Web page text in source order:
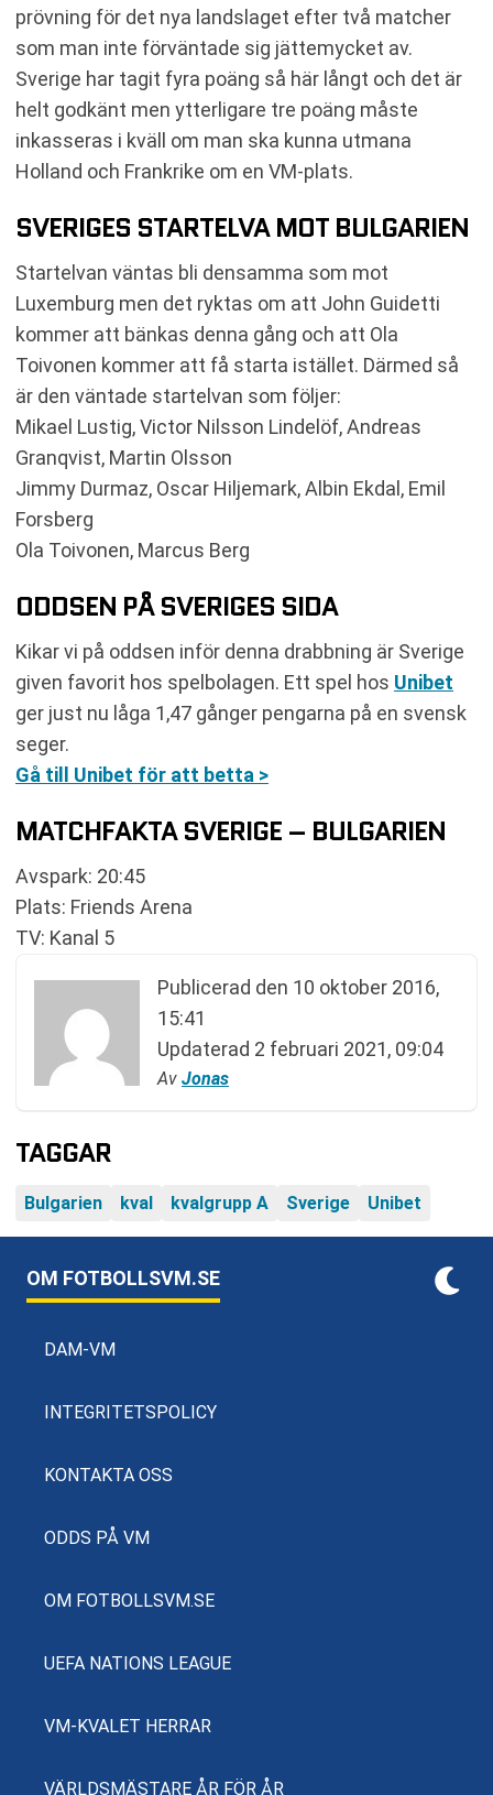
prövning för det nya landslaget efter två matcher
som man inte förväntade sig jättemycket av.
Sverige har tagit fyra poäng så här långt och det är
helt godkänt men ytterligare tre poäng måste
inkasseras i kväll om man ska kunna utmana
Holland och Frankrike om en VM-plats.
SVERIGES STARTELVA MOT BULGARIEN
Startelvan väntas bli densamma som mot
Luxemburg men det ryktas om att John Guidetti
kommer att bänkas denna gång och att Ola
Toivonen kommer att få starta istället. Därmed så
är den väntade startelvan som följer:
Mikael Lustig, Victor Nilsson Lindelöf, Andreas
Granqvist, Martin Olsson
Jimmy Durmaz, Oscar Hiljemark, Albin Ekdal, Emil
Forsberg
Ola Toivonen, Marcus Berg
ODDSEN PÅ SVERIGES SIDA
Kikar vi på oddsen inför denna drabbning är Sverige
given favorit hos spelbolagen. Ett spel hos Unibet
ger just nu låga 1,47 gånger pengarna på en svensk
seger.
Gå till Unibet för att betta >
MATCHFAKTA SVERIGE – BULGARIEN
Avspark: 20:45
Plats: Friends Arena
TV: Kanal 5
Publicerad den 10 oktober 2016,
15:41
Updaterad 2 februari 2021, 09:04
Av Jonas
TAGGAR
Bulgarien kval kvalgrupp A Sverige Unibet
OM FOTBOLLSVM.SE
DAM-VM
INTEGRITETSPOLICY
KONTAKTA OSS
ODDS PÅ VM
OM FOTBOLLSVM.SE
UEFA NATIONS LEAGUE
VM-KVALET HERRAR
VÄRLDSMÄSTARE ÅR FÖR ÅR